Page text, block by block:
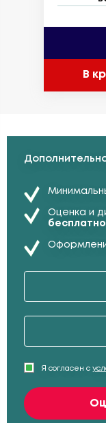
В
Оценка и
бесплатно
Я согласен с